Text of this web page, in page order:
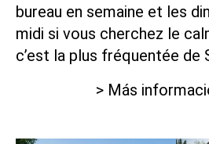
bureau en semaine et les
midi si vous cherchez le
c’est la plus fréquentée de
> Más